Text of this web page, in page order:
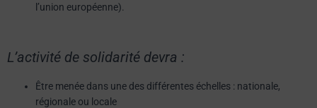
l’union européenne).
L’activité de solidarité devra :
Être menée dans une des différentes échelles : nationale,
régionale ou locale